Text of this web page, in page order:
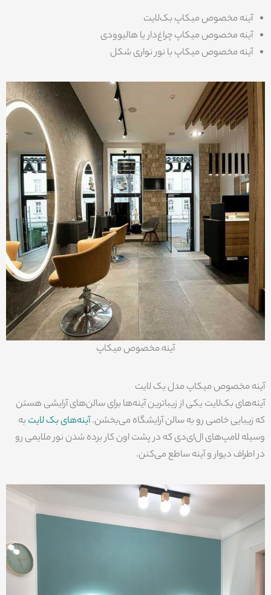
آینه مخصوص میکاپ بک‌لایت
آینه مخصوص میکاپ چراغ‌دار یا هالیوودی
آینه مخصوص میکاپ با نور نواری شکل
آینه مخصوص میکاپ
آینه مخصوص میکاپ مدل بک لایت
آینه‌های بک‌لایت یکی از زیباترین آینه‌ها برای سالن‌های آرایشی هستن
که زیبایی خاصی رو به سالن آرایشگاه می‌بخشن.آینه‌های بک لایتبه
وسیله لامپ‌های ال‌ای‌دی که در پشت اون کار برده شدن نور ملایمی رو
در اطراف دیوار و آینه ساطع می‌کنن.